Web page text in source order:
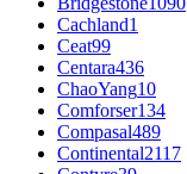
Cachland1
Ceat99
Centara436
ChaoYang10
Comforser134
Compasal489
Continental2117